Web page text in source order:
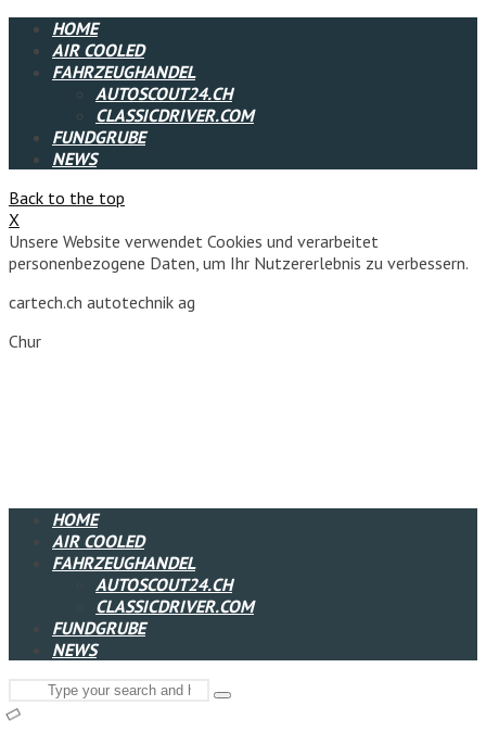
HOME
AIR COOLED
FAHRZEUGHANDEL
AUTOSCOUT24.CH
CLASSICDRIVER.COM
FUNDGRUBE
NEWS
Back to the top
X
Unsere Website verwendet Cookies und verarbeitet
personenbezogene Daten, um Ihr Nutzererlebnis zu verbessern.
cartech.ch autotechnik ag
Chur
HOME
AIR COOLED
FAHRZEUGHANDEL
AUTOSCOUT24.CH
CLASSICDRIVER.COM
FUNDGRUBE
NEWS
Search
for:
Type